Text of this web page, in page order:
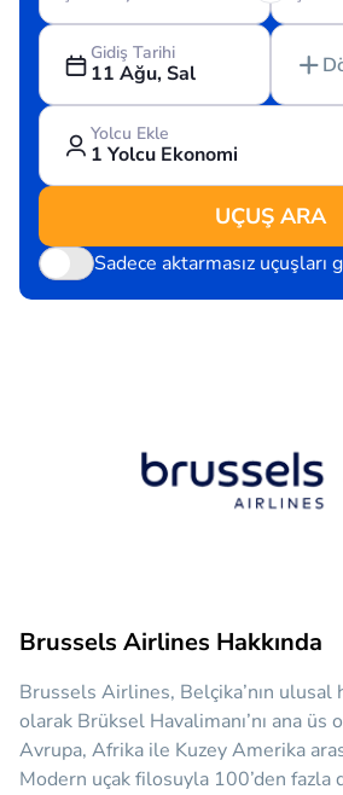
Gidiş Tarihi
11 Ağu, Sal
Yolcu Ekle
1 Yolcu Ekonomi
UÇUŞ ARA
Sadece aktarmasız uçuşları
Brussels Airlines Hakkında
Brussels Airlines, Belçika’nın ulusal
olarak Brüksel Havalimanı’nı ana üs
Avrupa, Afrika ile Kuzey Amerika
Modern uçak filosuyla 100’den fazla